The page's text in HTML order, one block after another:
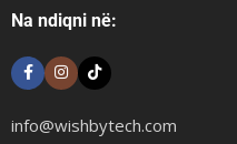
Na ndiqni në:
info@wishbytech.com